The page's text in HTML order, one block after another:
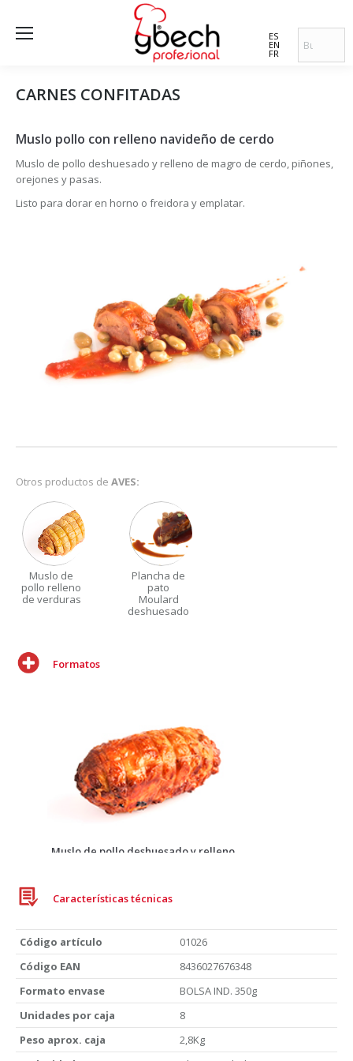
ES
EN
FR
CARNES CONFITADAS
Muslo pollo con relleno navideño de cerdo
Muslo de pollo deshuesado y relleno de magro de cerdo, piñones,
orejones y pasas.
Listo para dorar en horno o freidora y emplatar.
Otros productos de AVES:
Muslo de
pollo relleno
de verduras
Plancha de
pato
Moulard
deshuesado
Formatos
Muslo de pollo deshuesado y relleno
Características técnicas
Código artículo
01026
Código EAN
8436027676348
Formato envase
BOLSA IND. 350g
Unidades por caja
8
Peso aprox. caja
2,8Kg